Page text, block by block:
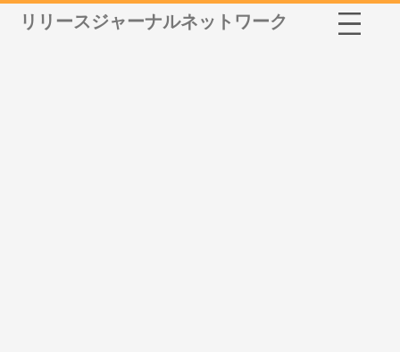
リリースジャーナルネットワーク